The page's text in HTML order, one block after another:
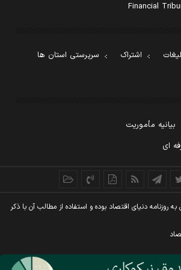
اشتراک
سرپرستی استان ها
بیانیه مأموریت
ای
روزنامه دنيای اقتصاد بوده و استفاده از مطالب آن با ذکر